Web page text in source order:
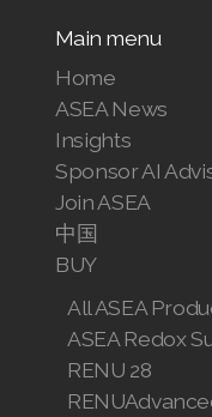
Main menu
Home
ASEA News
Insights
Sponsor AI
Join ASEA
中国
BUY
All ASEA
ASEA Redox
RENU 28